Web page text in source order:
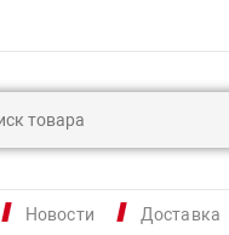
Новости Доставка